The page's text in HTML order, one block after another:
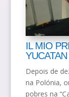
IL MIO
YUCATAN
Depois de
na Polónia,
pobres na